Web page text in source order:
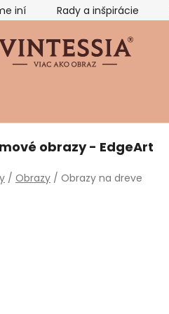
iní Rady a inšpirácie
obrazy - EdgeArt
/ Obrazy / Obrazy na dreve